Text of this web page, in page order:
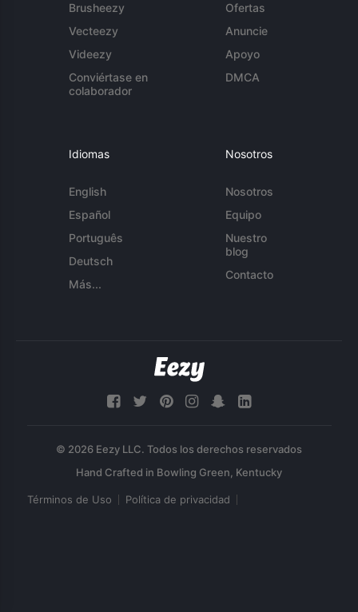
Brusheezy
Vecteezy
Videezy
Conviértase en
colaborador
Ofertas
Anuncie
Apoyo
DMCA
Idiomas
English
Español
Português
Deutsch
Más...
Nosotros
Nosotros
Equipo
Nuestro
blog
Contacto
© 2026 Eezy LLC. Todos los derechos reservados
Términos de Uso Política de privacidad